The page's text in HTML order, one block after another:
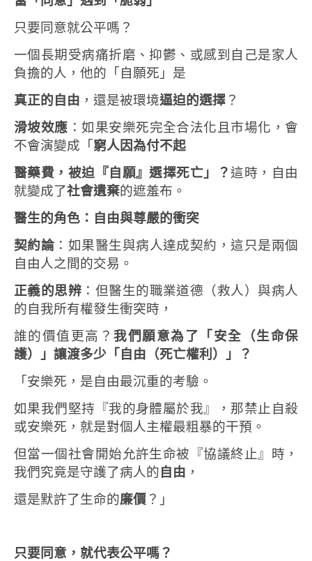
只要同意就公平嗎？
一個長期受病痛折磨、抑鬱、或感到自己是家人
負擔的人，他的「自願死」是
真正的自由 ，還是被環境逼迫的選擇 ？
滑坡效應 ：如果安樂死完全合法化且市場化，會
不會演變成「 窮人因為付不起
醫藥費，被迫『自願』選擇死亡」？這時，自由
就變成了社會遺棄的遮羞布。
醫生的角色：自由與尊嚴的衝突
契約論 ：如果醫生與病人達成契約，這只是兩個
自由人之間的交易。
正義的思辨 ：但醫生的職業道德（救人）與病人
的自我所有權發生衝突時，
誰的價值更高？我們願意為了「安全（生命保
護）」讓渡多少「自由（死亡權利）」？
「安樂死，是自由最沉重的考驗。
如果我們堅持『我的身體屬於我』，那禁止自殺
或安樂死，就是對個人主權最粗暴的干預。
但當一個社會開始允許生命被『協議終止』時，
我們究竟是守護了病人的自由 ，
還是默許了生命的廉價 ？」
只要同意，就代表公平嗎？